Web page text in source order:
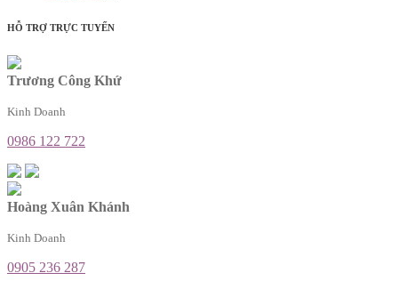
HỖ TRỢ TRỰC TUYẾN
Trương Công Khứ
Kinh Doanh
0986 122 722
Hoàng Xuân Khánh
Kinh Doanh
0905 236 287